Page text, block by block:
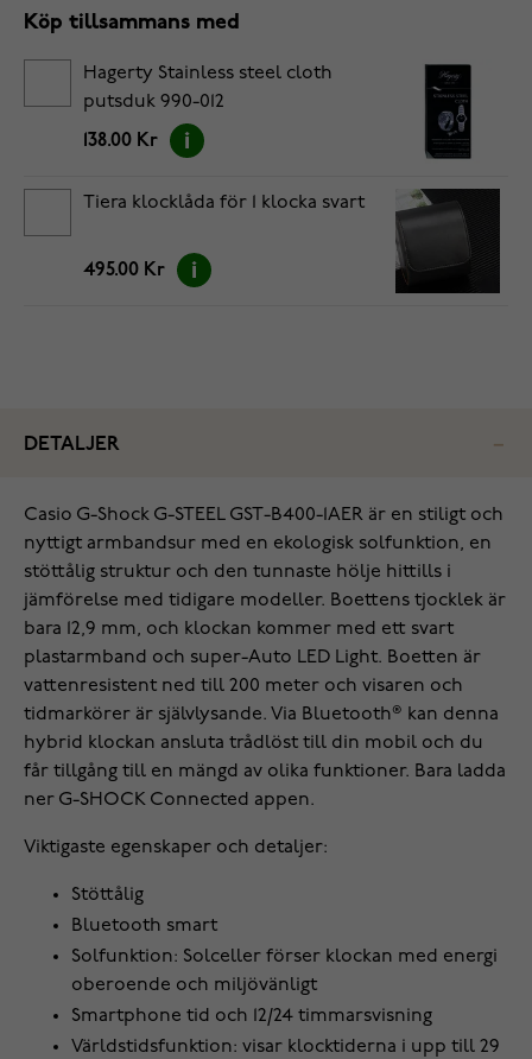
Köp tillsammans med
Hagerty Stainless steel cloth
putsduk 990-012
138.00 Kr
Tiera klocklåda för 1 klocka svart
495.00 Kr
DETALJER
Casio G-Shock G-STEEL GST-B400-1AER är en stiligt och
nyttigt armbandsur med en ekologisk solfunktion, en
stöttålig struktur och den tunnaste hölje hittills i
jämförelse med tidigare modeller. Boettens tjocklek är
bara 12,9 mm, och klockan kommer med ett svart
plastarmband och super-Auto LED Light. Boetten är
vattenresistent ned till 200 meter och visaren och
tidmarkörer är självlysande. Via Bluetooth® kan denna
hybrid klockan ansluta trådlöst till din mobil och du
får tillgång till en mängd av olika funktioner. Bara ladda
ner G-SHOCK Connected appen.
Viktigaste egenskaper och detaljer:
Stöttålig
Bluetooth smart
Solfunktion: Solceller förser klockan med energi
oberoende och miljövänligt
Smartphone tid och 12/24 timmarsvisning
Världstidsfunktion: visar klocktiderna i upp till 29